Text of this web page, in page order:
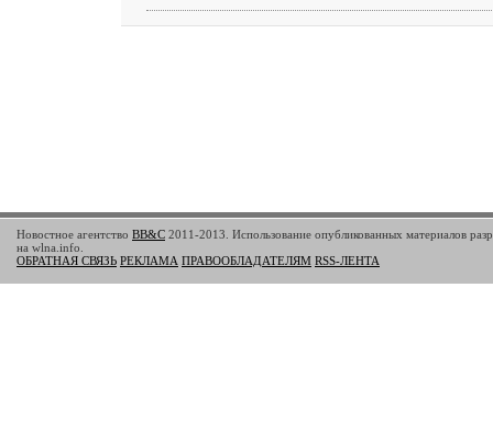
Новостное агентство BB&C 2011-2013. Использование опубликованных материалов
на wlna.info.
ОБРАТНАЯ СВЯЗЬ РЕКЛАМА ПРАВООБЛАДАТЕЛЯМ RSS-ЛЕНТА